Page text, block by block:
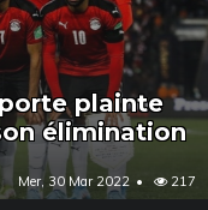
plainte
élimination
Mer, 30 Mar 2022 217